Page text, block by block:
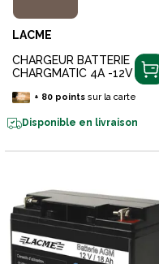
LACME
CHARGEUR BATTERIE
CHARGMATIC 4A -12V
+ 80pointssur la carte
Disponible en livraison